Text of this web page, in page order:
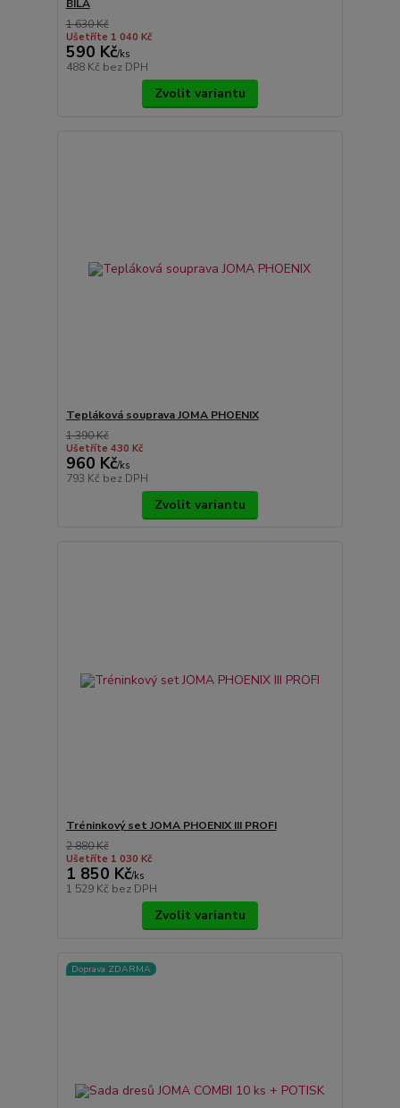
BÍLÁ
1 630 Kč
Ušetříte 1 040 Kč
590 Kč/ks
488 Kč bez DPH
Zvolit variantu
Tepláková souprava JOMA PHOENIX
1 390 Kč
Ušetříte 430 Kč
960 Kč/ks
793 Kč bez DPH
Zvolit variantu
Tréninkový set JOMA PHOENIX III PROFI
2 880 Kč
Ušetříte 1 030 Kč
1 850 Kč/ks
1 529 Kč bez DPH
Zvolit variantu
Doprava ZDARMA